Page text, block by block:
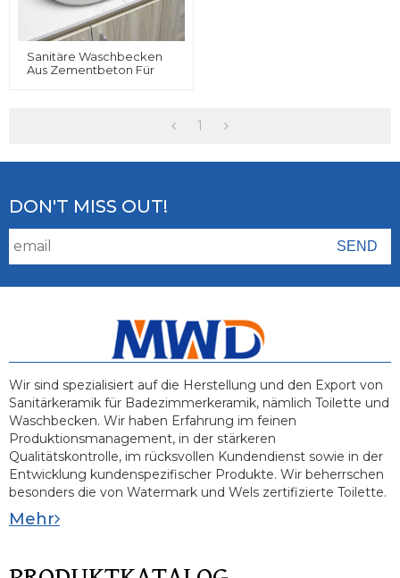
Sanitäre Waschbecken
Aus Zementbeton Für
1
DON'T MISS OUT!
Wir sind spezialisiert auf die Herstellung und den Export von
Sanitärkeramik für Badezimmerkeramik, nämlich Toilette und
Waschbecken. Wir haben Erfahrung im feinen
Produktionsmanagement, in der stärkeren
Qualitätskontrolle, im rücksvollen Kundendienst sowie in der
Entwicklung kundenspezifischer Produkte. Wir beherrschen
besonders die von Watermark und Wels zertifizierte Toilette.
Mehr